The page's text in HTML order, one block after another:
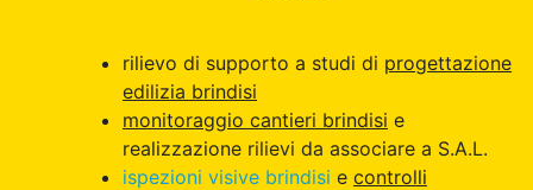
rilievo di supporto a studi di progettazione
edilizia brindisi
monitoraggio cantieri brindisi e
realizzazione rilievi da associare a S.A.L.
ispezioni visive brindisi e controlli